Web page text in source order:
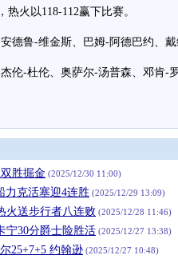
火以118-112赢下比赛。
鲁-维金斯、巴姆-阿德巴约、戴
-杜伦、奥萨尔-汤普森、邓肯-
胜掘金 (2025/12/30 11:00)
力克活塞迎4连胜 (2025/12/29 13:09)
火送步行者八连败 (2025/12/28 11:46)
宁30分爵士险胜活 (2025/12/27 13:38)
25+7+5 约翰逊 (2025/12/27 10:48)